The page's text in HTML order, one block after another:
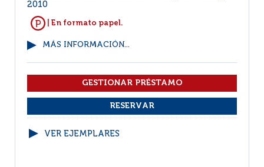
2010
| En formato papel.
MÁS INFORMACIÓN...
VER EJEMPLARES